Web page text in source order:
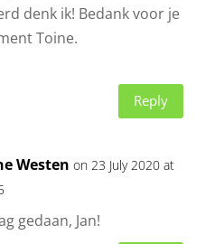
denk ik! Bedank voor je
Toine.
Reply
Westen on 23 July 2020 at
gedaan, Jan!